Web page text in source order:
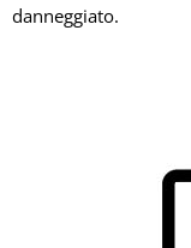
danneggiato.